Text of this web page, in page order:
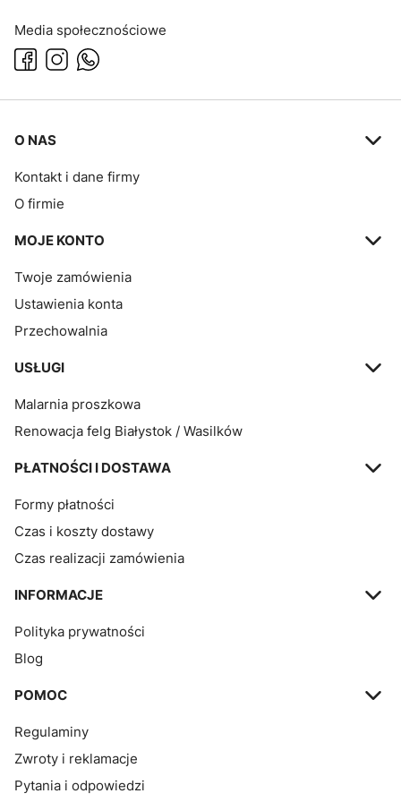
Media społecznościowe
Linki w stopce
O NAS
Kontakt i dane firmy
O firmie
MOJE KONTO
Twoje zamówienia
Ustawienia konta
Przechowalnia
USŁUGI
Malarnia proszkowa
Renowacja felg Białystok / Wasilków
PŁATNOŚCI I DOSTAWA
Formy płatności
Czas i koszty dostawy
Czas realizacji zamówienia
INFORMACJE
Polityka prywatności
Blog
POMOC
Regulaminy
Zwroty i reklamacje
Pytania i odpowiedzi